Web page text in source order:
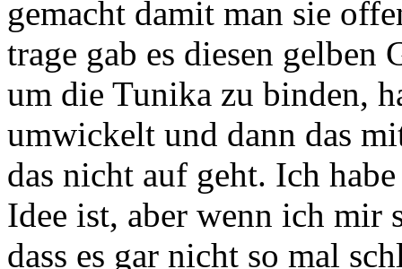
gemacht damit man sie
trage gab es diesen
um die Tunika zu binden,
umwickelt und dann das
das nicht auf geht. Ich
Idee ist, aber wenn ich mir
dass es gar nicht so mal